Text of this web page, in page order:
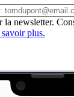
la newsletter.
plus.